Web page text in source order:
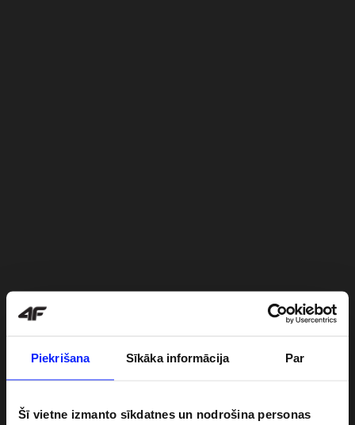
Piekrišana Sīkāka informācija Par
Šī vietne izmanto sīkdatnes un nodrošina personas